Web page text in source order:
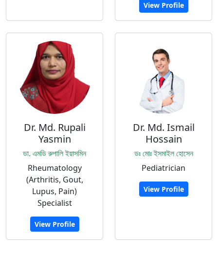
View Profile
Dr. Md. Rupali
Yasmin
ডা. এমডি রুপালি ইয়াসমিন
Rheumatology
(Arthritis, Gout,
Lupus, Pain)
Specialist
View Profile
Dr. Md. Ismail
Hossain
ডঃ মোঃ ইসমাইল হোসেন
Pediatrician
View Profile